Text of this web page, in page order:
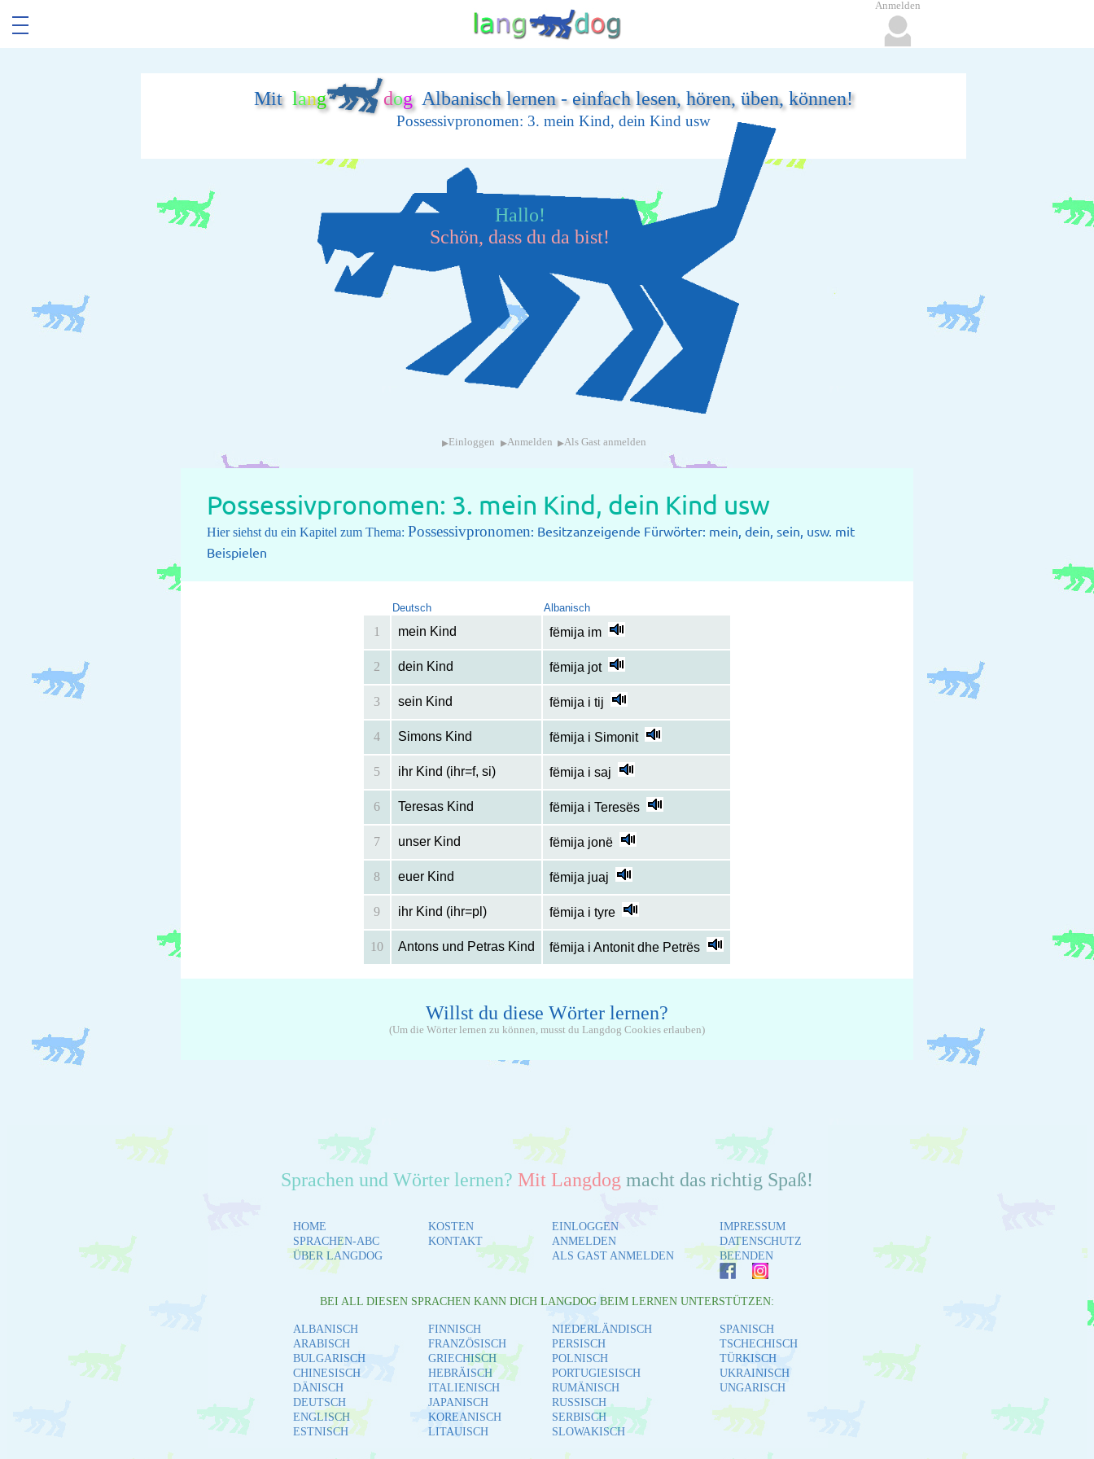
Mit lang dogAlbanisch lernen - einfach lesen, hören, üben, können!
Possessivpronomen: 3. mein Kind, dein Kind usw
Hallo!
Schön, dass du da bist!
▸ Einloggen ▸Anmelden ▸Als Gast anmelden
Possessivpronomen: 3. mein Kind, dein Kind usw
Hier siehst du ein Kapitel zum Thema: Possessivpronomen: Besitzanzeigende Fürwörter: mein, dein, sein, usw. mit
Beispielen
Deutsch Albanisch
1 mein Kind fëmija im
2 dein Kind fëmija jot
3 sein Kind fëmija i tij
4 Simons Kind fëmija i Simonit
5 ihr Kind (ihr=f, si) fëmija i saj
6 Teresas Kind fëmija i Teresës
7 unser Kind fëmija jonë
8 euer Kind fëmija juaj
9 ihr Kind (ihr=pl) fëmija i tyre
10 Antons und Petras Kind fëmija i Antonit dhe Petrës
Willst du diese Wörter lernen?
(Um die Wörter lernen zu können, musst du Langdog Cookies erlauben)
Sprachen und Wörter lernen? Mit Langdog macht das richtig Spaß!
HOME
SPRACHEN-ABC
ÜBER LANGDOG
KOSTEN
KONTAKT
EINLOGGEN
ANMELDEN
ALS GAST ANMELDEN
IMPRESSUM
DATENSCHUTZ
BEENDEN
BEI ALL DIESEN SPRACHEN KANN DICH LANGDOG BEIM LERNEN UNTERSTÜTZEN:
ALBANISCH
ARABISCH
BULGARISCH
CHINESISCH
DÄNISCH
DEUTSCH
ENGLISCH
ESTNISCH
FINNISCH
FRANZÖSISCH
GRIECHISCH
HEBRÄISCH
ITALIENISCH
JAPANISCH
KOREANISCH
LITAUISCH
NIEDERLÄNDISCH
PERSISCH
POLNISCH
PORTUGIESISCH
RUMÄNISCH
RUSSISCH
SERBISCH
SLOWAKISCH
SPANISCH
TSCHECHISCH
TÜRKISCH
UKRAINISCH
UNGARISCH
Anmelden